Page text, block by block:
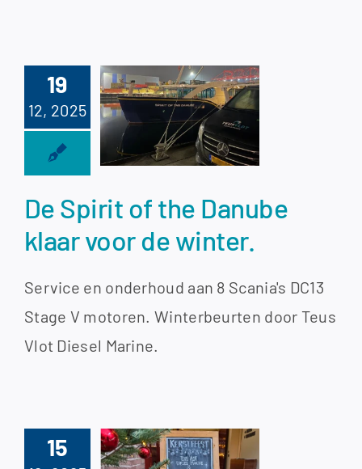
19
12, 2025
of the
klaar
winter.
De Spirit of the Danube
klaar voor de winter.
Service en onderhoud aan 8 Scania's DC13
Stage V motoren. Winterbeurten door Teus
Vlot Diesel Marine.
15